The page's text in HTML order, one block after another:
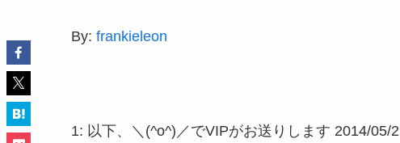
By: frankieleon
1: 以下、＼(^o^)／でVIPがお送りします 2014/